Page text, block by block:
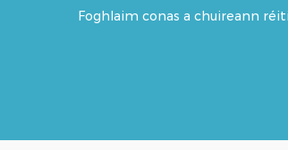
Foghlaim conas a chuireann